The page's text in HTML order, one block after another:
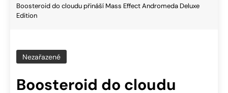
Boosteroid do cloudu přináší Mass Effect Andromeda Deluxe
Edition
Nezařazené
Boosteroid do cloudu